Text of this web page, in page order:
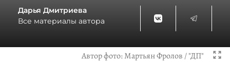
Дарья Дмитриева
Все материалы автора
Автор фото:Мартьян Фролов / "ДП"